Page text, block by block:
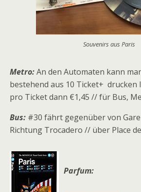
Souvenirs aus Paris
Metro:An den Automaten kann
bestehend aus 10 Ticket+ drucken
pro Ticket dann €1,45 // für Bus,
Bus: #30 fährt gegenüber von Gare
Richtung Trocadero // über Place
Parfum: